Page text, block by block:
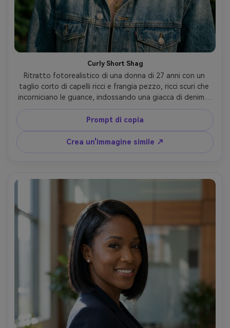
Curly Short Shag
Ritratto fotorealistico di una donna di 27 anni con un
taglio corto di capelli ricci e frangia pezzo, ricci scuri che
incorniciano le guance, indossando una giacca di denim e
collane a strati, ambientazione al parco all'aperto con il
sole che filtra attraverso le foglie, luce macchiata dell'ora
dorata, Sony A1, 85mm f/1.4, leggero angolo del profilo,
ritaglio testa e spalle, umore rilassato giocoso,
definizione realistica di riccioli e crespi, texture naturale
Prompt di copia
Crea un'immagine simile ↗